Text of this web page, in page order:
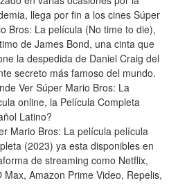
llega por fin a los cines Súper
Bros: La película (No time to die),
de James Bond, una cinta que
la despedida de Daniel Craig del
secreto más famoso del mundo.
Ver Súper Mario Bros: La
online, la Película Completa
Latino?
Mario Bros: La película película
(2023) ya esta disponibles en
de streaming como Netflix,
Max, Amazon Prime Video, Repelis,